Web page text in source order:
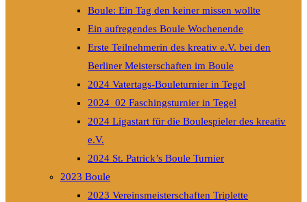
Boule: Ein Tag den keiner missen wollte
Ein aufregendes Boule Wochenende
Erste Teilnehmerin des kreativ e.V. bei den
Berliner Meisterschaften im Boule
2024 Vatertags-Bouleturnier in Tegel
2024_02 Faschingsturnier in Tegel
2024 Ligastart für die Boulespieler des kreativ
e.V.
2024 St. Patrick’s Boule Turnier
2023 Boule
2023 Vereinsmeisterschaften Triplette